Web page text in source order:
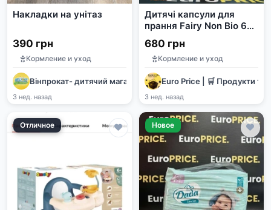
Накладки на унітаз
390 грн
Кормление и уход
Вінпрокат- дитячий магазин
3 нед. назад
Дитячі капсули для
прання Fairy Non Bio 61
шт.
680 грн
Кормление и уход
Euro Price | 🛒 Продукти та
3 нед. назад
Отличное Новое